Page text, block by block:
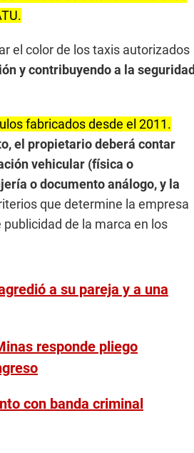
el color de los taxis autorizados
y contribuyendo a la seguridad
fabricados desde el 2011.
el propietario deberá contar
vehicular (física o
o documento análogo, y la
que determine la empresa
de la marca en los
a su pareja y a una
responde pliego
con banda criminal